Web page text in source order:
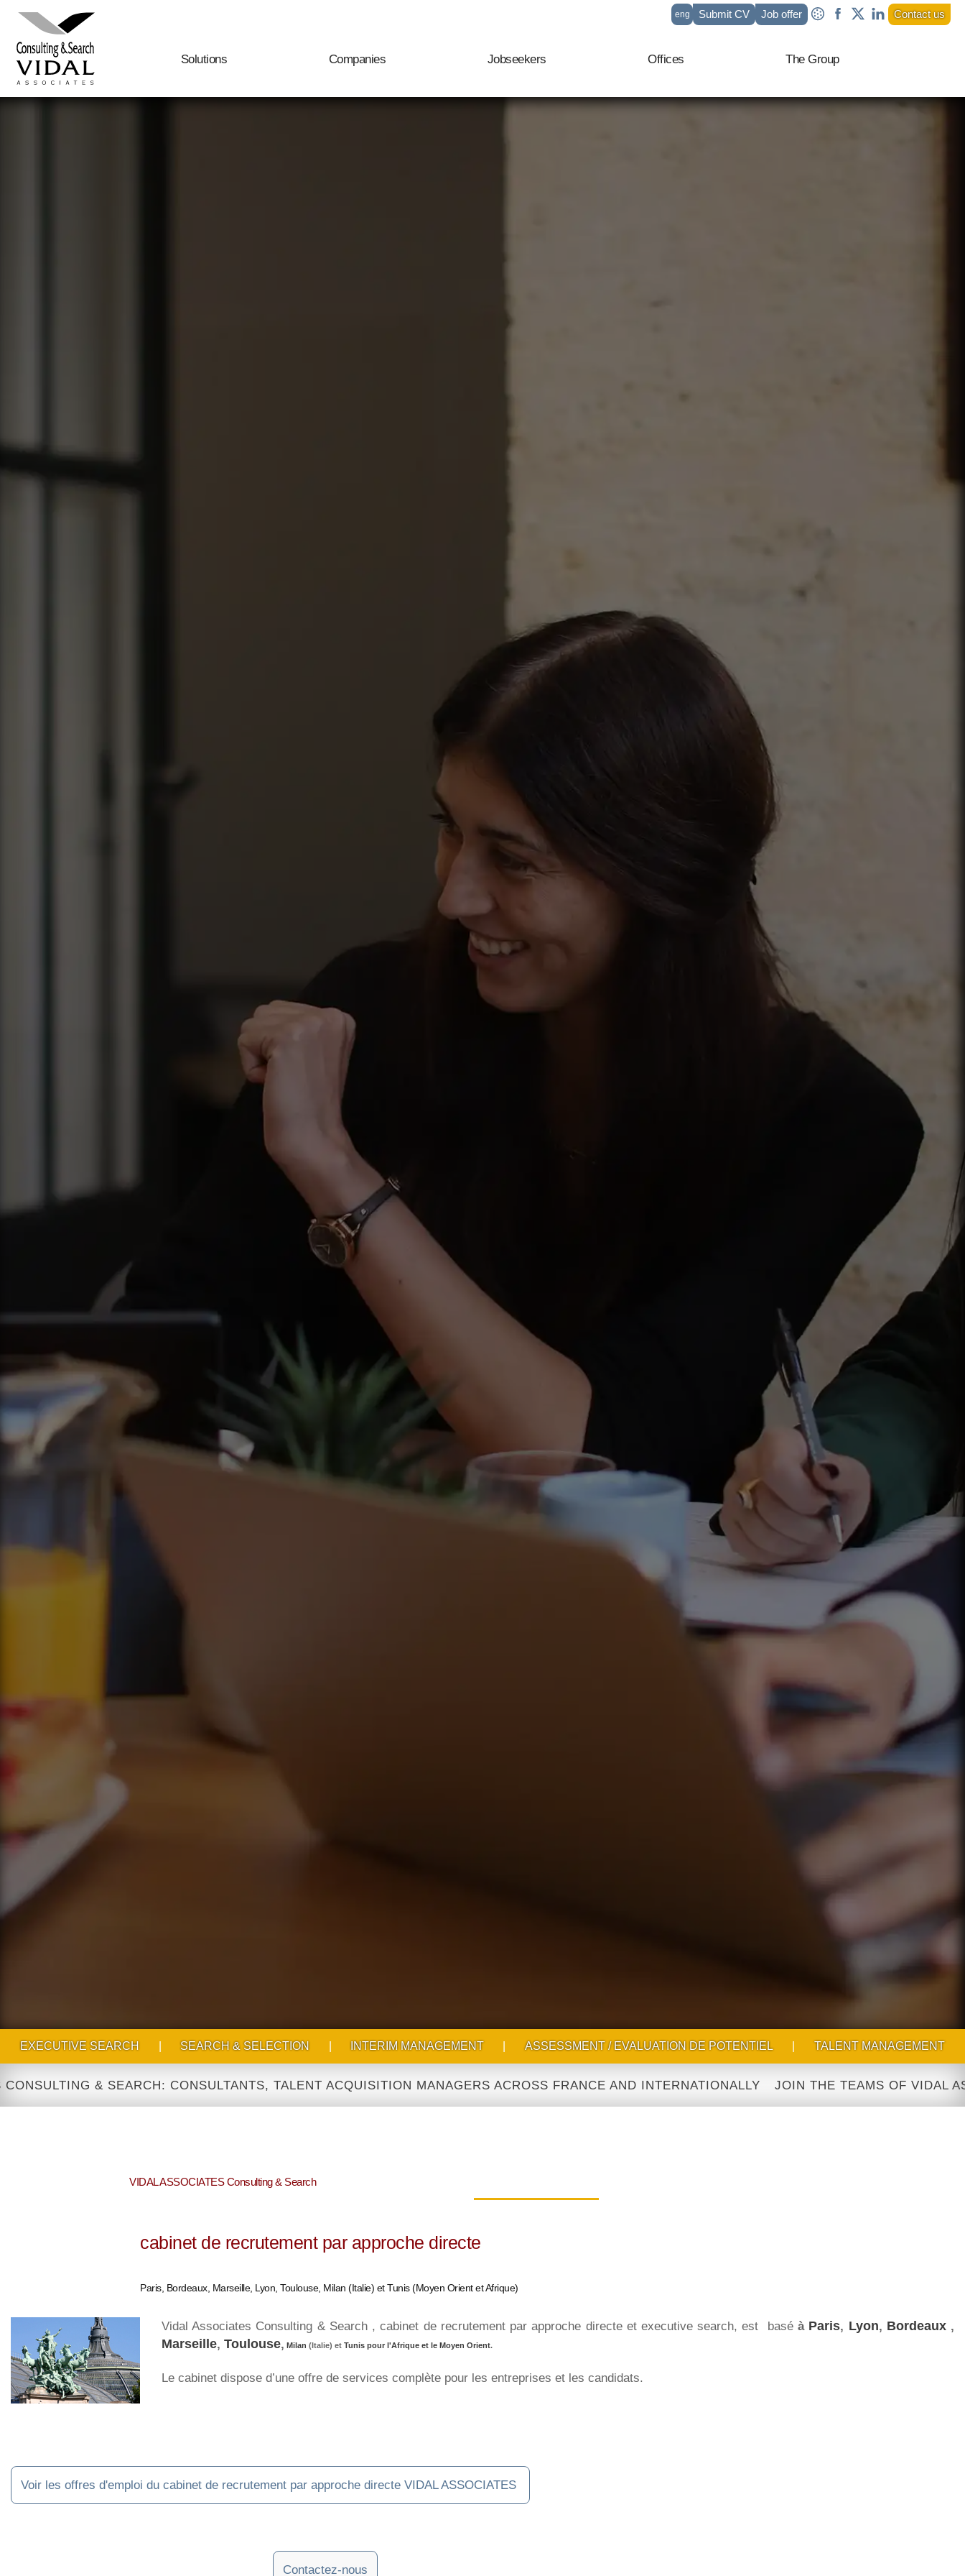
eng
it
Submit CV Job offer Contact us
Solutions Companies Jobseekers Offices The Group
EXECUTIVE SEARCH SEARCH & SELECTION INTERIM MANAGEMENT ASSESSMENT / EVALUATION DE POTENTIEL TALENT MANAGEMENT
& SEARCH: CONSULTANTS, TALENT ACQUISITION MANAGERS ACROSS FRANCE AND INTERNATIONALLY
VIDAL ASSOCIATES Consulting & Search
cabinet de recrutement par approche directe
Paris, Bordeaux, Marseille, Lyon, Toulouse, Milan (Italie) et Tunis (Moyen Orient et Afrique)
Vidal Associates Consulting & Search , cabinet de recrutement par approche directe et executive search, est baséà Paris, Lyon, Bordeaux ,
Marseille, Toulouse, Milan (Italie) et Tunis pour l'Afrique et le Moyen Orient.
Le cabinet dispose d’une offre de services complète pour les entreprises et les candidats.
Voir les offres d'emploi du cabinet de recrutement par approche directe VIDAL ASSOCIATES
Contactez-nous